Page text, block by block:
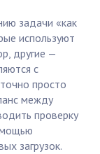
задачи «как
используют
другие —
с
просто
между
проверку
загрузок.